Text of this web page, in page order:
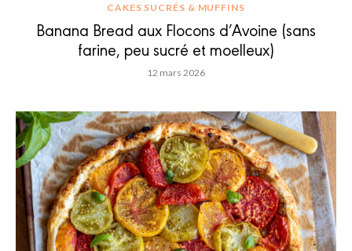
CAKES SUCRÉS & MUFFINS
Banana Bread aux Flocons d’Avoine (sans
farine, peu sucré et moelleux)
12 mars 2026